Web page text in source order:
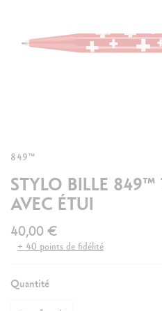
849™
STYLO BILLE 849™
AVEC ÉTUI
40,00 €
+ 40 points de fidélité
Quantité